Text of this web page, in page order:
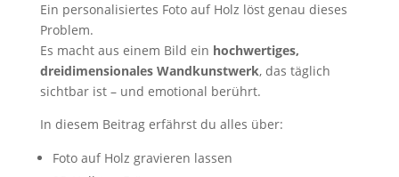
Ein personalisiertes Foto auf Holz löst genau dieses
Problem.
Es macht aus einem Bild ein hochwertiges,
dreidimensionales Wandkunstwerk, das täglich
sichtbar ist – und emotional berührt.
In diesem Beitrag erfährst du alles über:
Foto auf Holz gravieren lassen